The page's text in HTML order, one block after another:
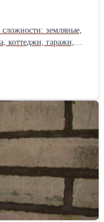
земляные,
коттеджи, гаражи,
Большой опыт
производство